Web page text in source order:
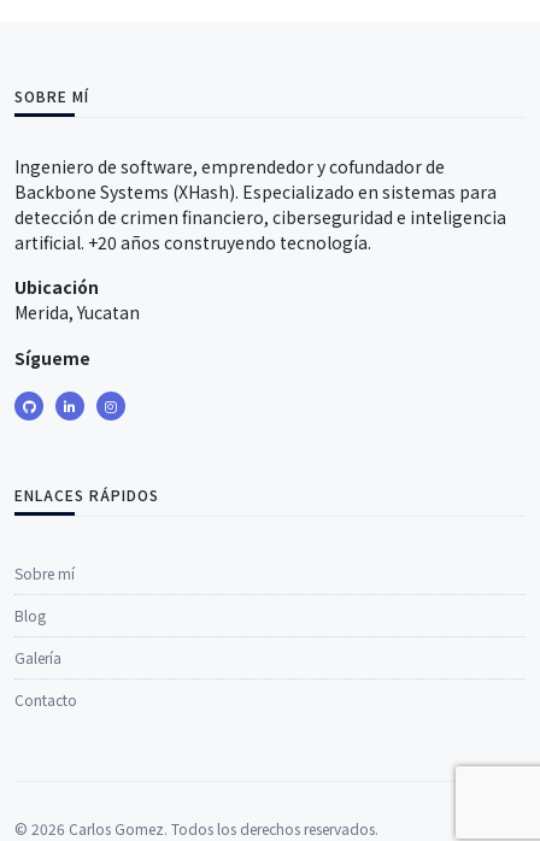
SOBRE MÍ
Ingeniero de software, emprendedor y cofundador de
Backbone Systems (XHash). Especializado en sistemas para
detección de crimen financiero, ciberseguridad e inteligencia
artificial. +20 años construyendo tecnología.
Ubicación
Merida, Yucatan
Sígueme
ENLACES RÁPIDOS
Sobre mí
Blog
Galería
Contacto
© 2026 Carlos Gomez. Todos los derechos reservados.